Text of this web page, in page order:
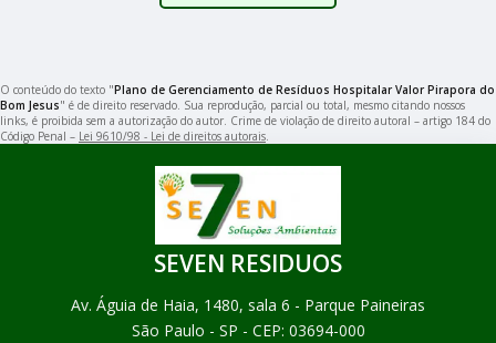
O conteúdo do texto "Plano de Gerenciamento de Resíduos Hospitalar Valor Pirapora do
Bom Jesus" é de direito reservado. Sua reprodução, parcial ou total, mesmo citando nossos
links, é proibida sem a autorização do autor. Crime de violação de direito autoral – artigo 184 do
Código Penal – Lei 9610/98 - Lei de direitos autorais
SEVEN RESIDUOS
Av. Águia de Haia, 1480, sala 6 - Parque Paineiras
São Paulo - SP - CEP: 03694-000